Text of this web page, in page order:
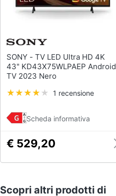
SONY - TV LED Ultra HD 4K
43" KD43X75WLPAEP Android
TV 2023 Nero
1 recensione
Scheda informativa
€ 529,20
Scopri altri prodotti di